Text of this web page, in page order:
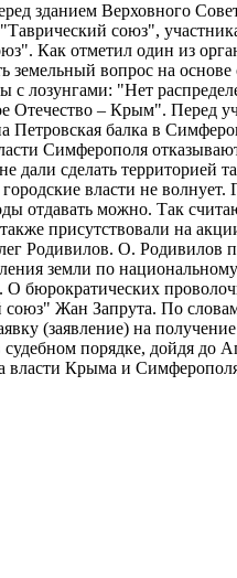
зданием Верховного
союз",
Как отметил один из
вопрос на
с лозунгами: "Нет
Отечество – Крым". Перед
Петровская балка в
Симферополя
дали сделать территорией
власти не волнует.
отдавать можно. Так
присутствовали на
Родивилов. О. Родивилов
земли по
бюрократических
Жан Запрута. По
(заявление) на
порядке, дойдя до
власти Крыма и